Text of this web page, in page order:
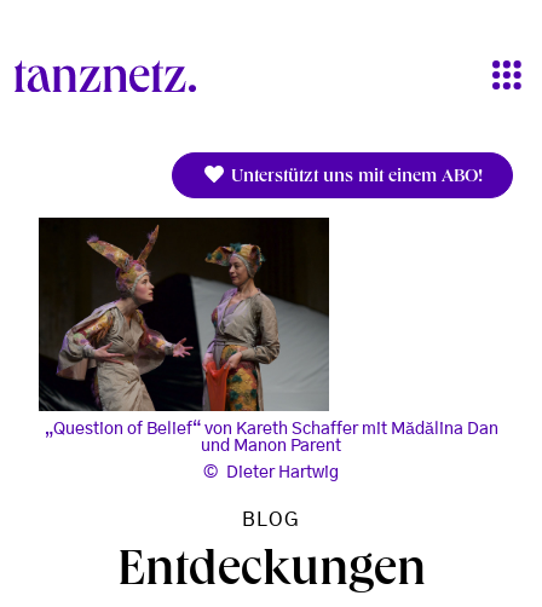
Unterstützt uns mit einem ABO!
„Question of Belief“ von Kareth Schaffer mit Mădălina Dan
und Manon Parent
Dieter Hartwig
BLOG
Entdeckungen